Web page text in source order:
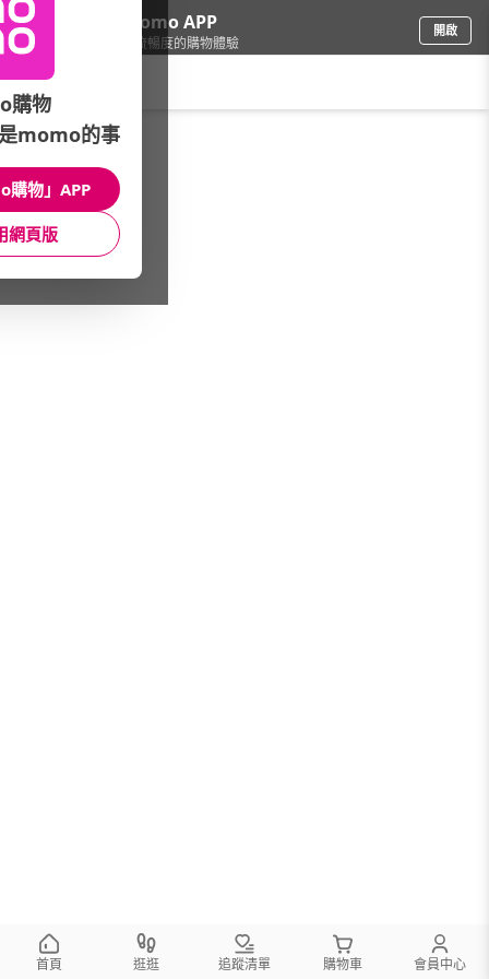
下載momo APP
給你3倍流暢度的購物體驗
開啟
車/汽車百貨/清潔品牌總覽
館長推薦 月銷量
首頁 逛逛 追蹤清單 購物車 會員中心
購物
momo的事
購物」APP
網頁版